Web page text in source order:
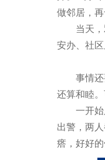
做邻居，
当天，双
安办、社
事情还要
还算和睦
一开始只
出警，两
瘩，好好